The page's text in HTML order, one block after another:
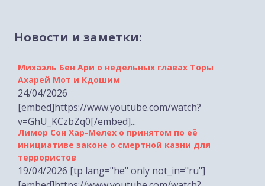
Новости и заметки:
24/04/2026
[embed]https://www.youtube.com/watch?
v=GhU_KCzbZq0[/embed]...
Лимор Сон Хар-Мелех о принятом по её
инициативе законе о смертной казни для
террористов
19/04/2026 [tp lang="he" only not_in="ru"]
[embed]https://www.youtube.com/watch?
v=zgaWSHkmgFg[/embed...
Михаэль Бен Ари о недельной главе Торы Тазриа-